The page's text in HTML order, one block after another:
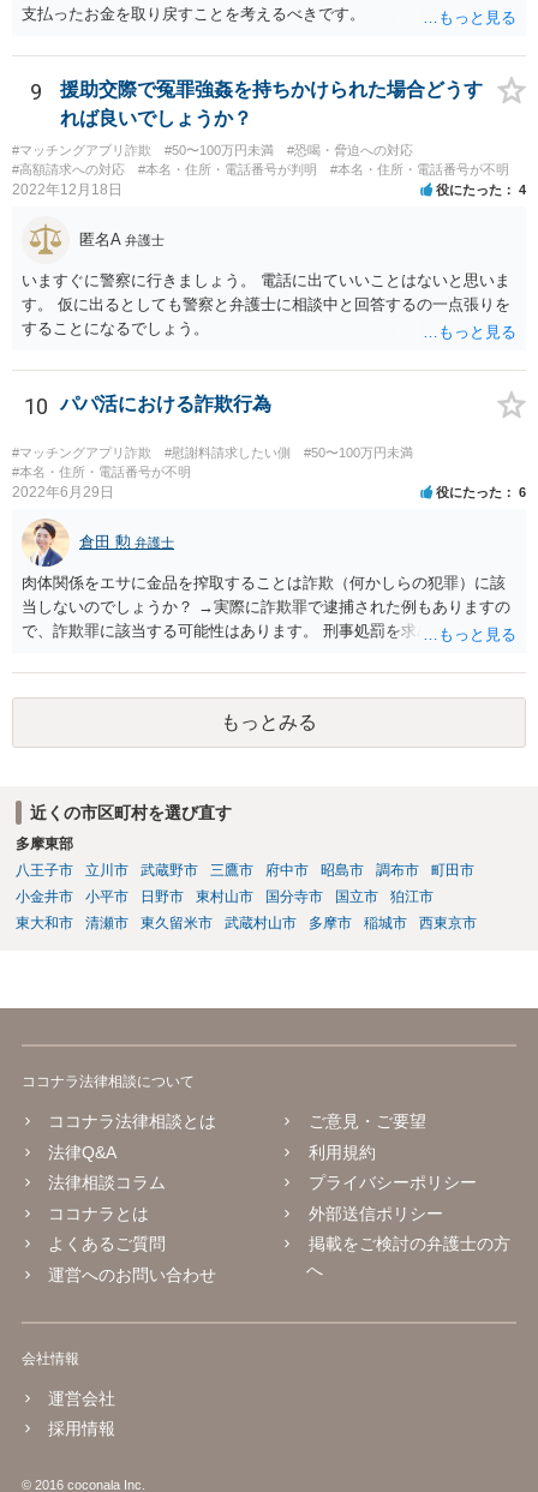
支払ったお金を取り戻すことを考えるべきです。
9
援助交際で冤罪強姦を持ちかけられた場合どうす
れば良いでしょうか？
#マッチングアプリ詐欺 #50〜100万円未満
#恐喝・脅迫への対応
#高額請求への対応
#本名・住所・電話番号が判明 #本名・住所・電話番号が不明
2022年12月18日 役にたった 4
匿名A 弁護士
いますぐに警察に行きましょう。 電話に出ていいことはないと思いま
す。 仮に出るとしても警察と弁護士に相談中と回答するの一点張りを
することになるでしょう。
10 パパ活における詐欺行為
#マッチングアプリ詐欺 #慰謝料請求したい側
#50〜100万円未満
#本名・住所・電話番号が不明
2022年6月29日 役にたった 6
倉田 勲 弁護士
肉体関係をエサに金品を搾取することは詐欺（何かしらの犯罪）に該
当しないのでしょうか？ →実際に詐欺罪で逮捕された例もありますの
で、詐欺罪に該当する可能性はあります。 刑事処罰を求めたいという
もっとみる
近くの市区町村を選び直す
多摩東部
八王子市
立川市 武蔵野市 三鷹市 府中市 昭島市 調布市
町田市
小金井市
小平市 日野市 東村山市 国分寺市 国立市
狛江市
東大和市
清瀬市 東久留米市 武蔵村山市 多摩市 稲城市 西東京市
ココナラ法律相談について
ココナラ法律相談とは
法律Q&A
法律相談コラム
ココナラとは
よくあるご質問
運営へのお問い合わせ
ご意見・ご要望
利用規約
プライバシーポリシー
外部送信ポリシー
掲載をご検討の弁護士の方
へ
会社情報
運営会社
採用情報
© 2016 coconala Inc.